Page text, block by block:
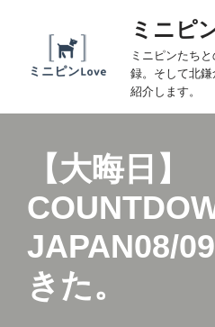
ン
ミニピ
ミニピンたち
録。そして北
紹介します。
【大晦日】
JAPAN08/
きた。